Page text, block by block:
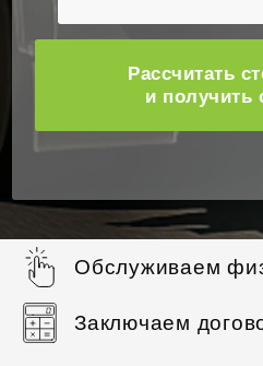
Рассчитать
и получить
Обслуживаем
Заключаем